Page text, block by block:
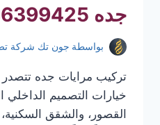
جده 0536399425
بواسطة جون تك شركة
تركيب مرايات جده
خيارات التصميم الداخلي
القصور، والشقق